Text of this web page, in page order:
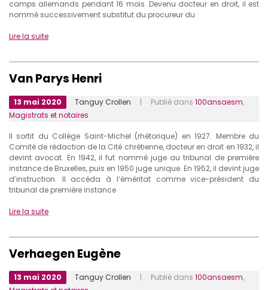
camps allemands pendant 16 mois. Devenu docteur en droit, il est
nommé successivement substitut du procureur du
Lire la suite
Van Parys Henri
13 mai 2020 Tanguy Crollen | Publié dans 100ansaesm,
Magistrats et notaires
Il sortit du Collège Saint-Michel (rhétorique) en 1927. Membre du
Comité de rédaction de la Cité chrétienne, docteur en droit en 1932, il
devint avocat. En 1942, il fut nommé juge au tribunal de première
instance de Bruxelles, puis en 1950 juge unique. En 1952, il devint juge
d’instruction. Il accéda à l’éméritat comme vice-président du
tribunal de première instance
Lire la suite
Verhaegen Eugène
13 mai 2020 Tanguy Crollen | Publié dans 100ansaesm,